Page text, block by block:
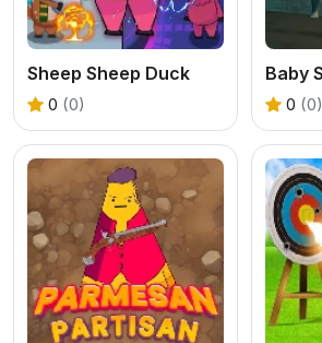
Sheep Sheep Duck
0 (0) 0 (0)